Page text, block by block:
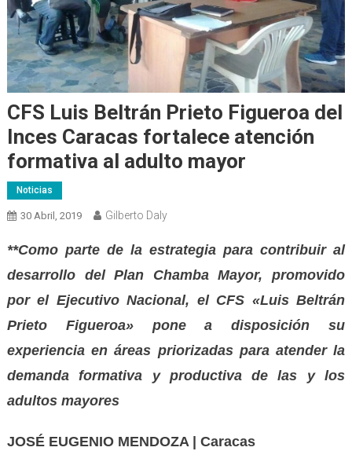
CFS Luis Beltrán Prieto Figueroa del
Inces Caracas fortalece atención
formativa al adulto mayor
Noticias
30 Abril, 2019 Gilberto Daly
**Como parte de la estrategia para contribuir al
desarrollo del Plan Chamba Mayor, promovido
por el Ejecutivo Nacional, el CFS «Luis Beltrán
Prieto Figueroa» pone a disposición su
experiencia en áreas priorizadas para atender la
demanda formativa y productiva de las y los
adultos mayores
JOSÉ EUGENIO MENDOZA | Caracas